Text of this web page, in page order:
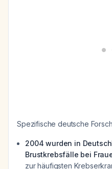
Spezifische deutsche
2004 wurden in
Brustkrebsfälle bei
zur häufigsten